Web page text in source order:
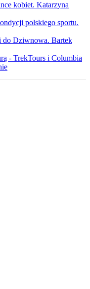
kobiet. Katarzyna
polskiego sportu.
do Dziwnowa. Bartek
- TrekTours i Columbia